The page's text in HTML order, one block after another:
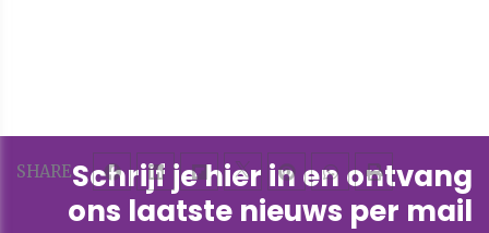
SHARESchrijf je hier in en ontvang
ons laatste nieuws per mail